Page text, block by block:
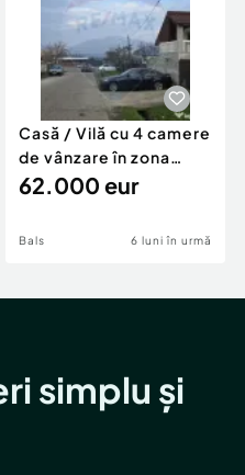
Casă / Vilă cu 4 camere
de vânzare în zona
Periferie
62.000 eur
Bals 6 luni în urmă
simplu și